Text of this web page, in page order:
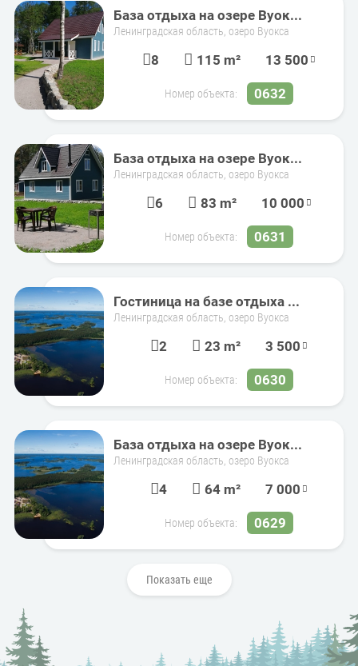
База отдыха на озере Вуок...
Ленинградская область, озеро Вуокса
8 115 m² 13 500
Номер объекта: 0632
База отдыха на озере Вуок...
Ленинградская область, озеро Вуокса
6 83 m² 10 000
Номер объекта: 0631
Гостиница на базе отдыха ...
Ленинградская область, озеро Вуокса
2 23 m² 3 500
Номер объекта: 0630
База отдыха на озере Вуок...
Ленинградская область, озеро Вуокса
4 64 m² 7 000
Номер объекта: 0629
Показать еще